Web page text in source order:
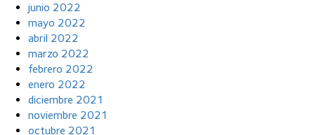
junio 2022
mayo 2022
abril 2022
marzo 2022
febrero 2022
enero 2022
diciembre 2021
noviembre 2021
octubre 2021